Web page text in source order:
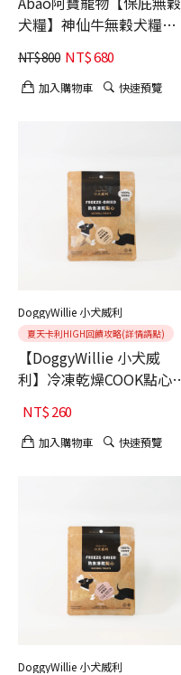
犬糧】神仙牛無穀犬糧
1.5kg
NT$800 NT$680
加入購物車 快速預覽
DoggyWillie 小犬威利
夏天卡利HIGH回饋攻略(詳情請點)
【DoggyWillie 小犬威
利】冷凍乾燥COOK點心
犬 COOK 小犬威利 干貝
20g
NT$260
加入購物車 快速預覽
DoggyWillie 小犬威利